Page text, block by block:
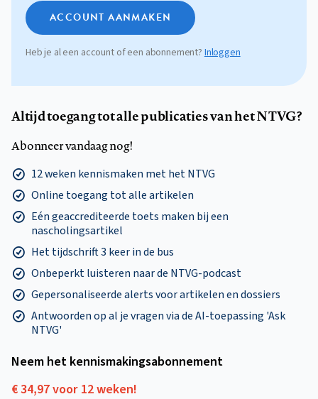
ACCOUNT AANMAKEN
Heb je al een account of een abonnement? Inloggen
Altijd toegang tot alle publicaties van het NTVG?
Abonneer vandaag nog!
12 weken kennismaken met het NTVG
Online toegang tot alle artikelen
Eén geaccrediteerde toets maken bij een
nascholingsartikel
Het tijdschrift 3 keer in de bus
Onbeperkt luisteren naar de NTVG-podcast
Gepersonaliseerde alerts voor artikelen en dossiers
Antwoorden op al je vragen via de AI-toepassing 'Ask
NTVG'
Neem het kennismakings­abonnement
€ 34,97 voor 12 weken!